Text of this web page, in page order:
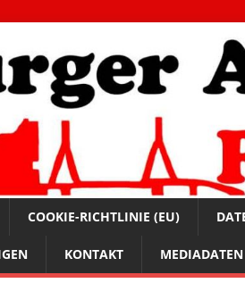
COOKIE-RICHTLINIE (EU)
KONTAKT MEDIADATEN